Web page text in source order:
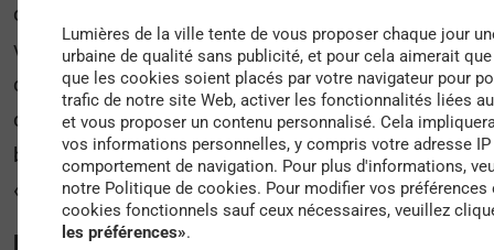
contribuent également à un changement de notre
vision des cités. Quelle est alors la barrière entre
cinéma et réalité ? Que dit cette évolution
cinématographique de notre rapport actuel aux
banlieues ? En résumé, comment est-on passé de
« La Haine » à « Swagger » ?
Le cinéma comme miroir d’une société : de « La
Lumières de la ville tente de vous proposer chaque jour
urbaine de qualité sans publicité, et pour cela aimerait
que les cookies soient placés par votre navigateur pour
trafic de notre site Web, activer les fonctionnalités liées
et vous proposer un contenu personnalisé. Cela
vos informations personnelles, y compris votre adresse
comportement de navigation. Pour plus d'informations,
notre Politique de cookies. Pour modifier vos
cookies fonctionnels sauf ceux nécessaires, veuillez
les préférences».